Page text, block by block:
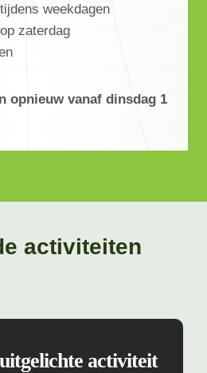
weekdagen
zaterdag
opnieuw vanaf dinsdag 1
activiteiten
uitgelichte activiteit